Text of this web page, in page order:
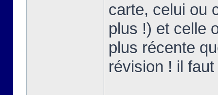
carte, celui ou
plus !) et celle
plus récente
révision ! il